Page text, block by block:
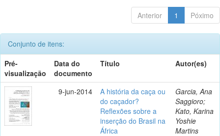
Anterior 1 Póximo
Conjunto de itens:
Pré-
visualização
Data do
documento
Título Autor(es)
9-jun-2014
A história da caça ou
do caçador?
Reflexões sobre a
inserção do Brasil na
África
Garcia, Ana
Saggioro;
Kato, Karina
Yoshie
Martins